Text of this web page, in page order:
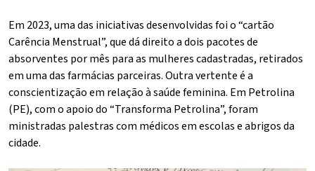
Em 2023, uma das iniciativas desenvolvidas foi o “cartão
Carência Menstrual”, que dá direito a dois pacotes de
absorventes por mês para as mulheres cadastradas, retirados
em uma das farmácias parceiras. Outra vertente é a
conscientização em relação à saúde feminina. Em Petrolina
(PE), com o apoio do “Transforma Petrolina”, foram
ministradas palestras com médicos em escolas e abrigos da
cidade.